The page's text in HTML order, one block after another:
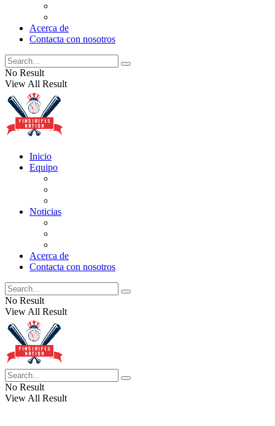
Acerca de
Contacta con nosotros
No Result
View All Result
Inicio
Equipo
Noticias
Acerca de
Contacta con nosotros
No Result
View All Result
No Result
View All Result